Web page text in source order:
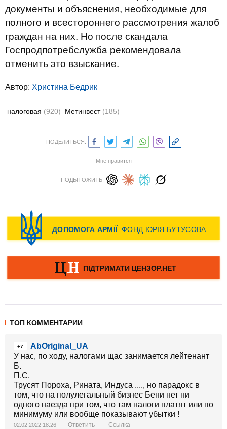
документы и объяснения, необходимые для
полного и всестороннего рассмотрения жалоб
граждан на них. Но после скандала
Госпродпотребслужба рекомендовала
отменить это взыскание.
Автор: Христина Бедрик
налоговая (920) Метинвест (185)
ПОДЕЛИТЬСЯ:
Мне нравится
ПОДЫТОЖИТЬ:
ТОП КОММЕНТАРИИ
+7
AbOriginal_UA
У нас, по ходу, налогами щас занимается лейтенант
Б.
П.С.
Трусят Пороха, Рината, Индуса ...., но парадокс в
том, что на полулегальный бизнес Бени нет ни
одного наезда при том, что там налоги платят или по
минимуму или вообще показывают убытки !
02.02.2022 18:26 Ответить Ссылка